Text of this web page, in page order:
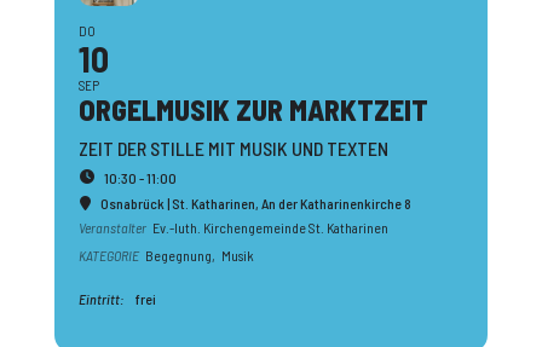
DO
10
SEP
ORGELMUSIK ZUR MARKTZEIT
ZEIT DER STILLE MIT MUSIK UND TEXTEN
10:30 - 11:00
Osnabrück | St. Katharinen, An der Katharinenkirche 8
Veranstalter Ev.-luth. Kirchengemeinde St. Katharinen
KATEGORIE Begegnung, Musik
Eintritt: frei